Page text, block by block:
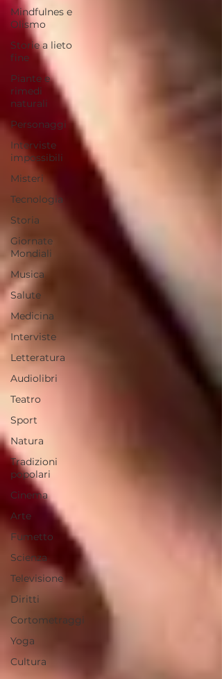
Mindfulnes e
Olismo
Storie a lieto
fine
Piante e
rimedi
naturali
Personaggi
Interviste
impossibili
Misteri
Tecnologia
Storia
Giornate
Mondiali
Musica
Salute
Medicina
Interviste
Letteratura
Audiolibri
Teatro
Sport
Natura
Tradizioni
popolari
Cinema
Arte
Fumetto
Scienza
Televisione
Diritti
Cortometraggi
Yoga
Cultura